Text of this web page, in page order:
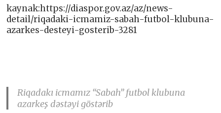
kaynak:https://diaspor.gov.az/az/news-
detail/riqadaki-icmamiz-sabah-futbol-klubuna-
azarkes-desteyi-gosterib-3281
Riqadakı icmamız “Sabah” futbol klubuna
azarkeş dəstəyi göstərib